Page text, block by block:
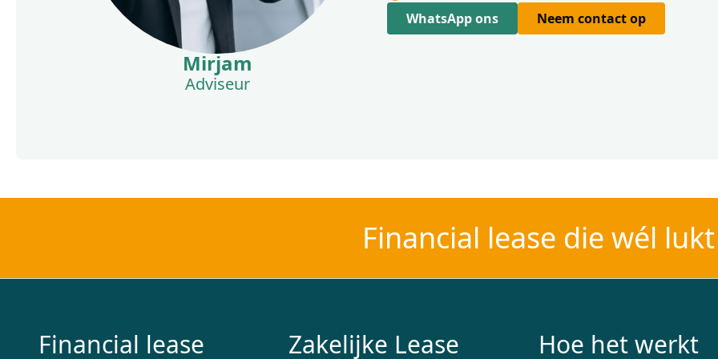
Mirjam
Adviseur
WhatsApp ons
Neem contact op
Financial lease die wél lukt
Financial lease Zakelijke Lease Hoe het werkt